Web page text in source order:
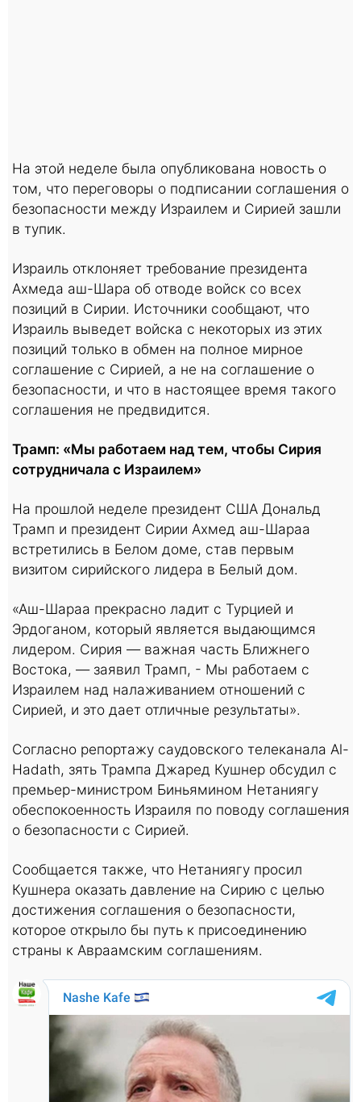
На этой неделе была опубликована новость о
том, что переговоры о подписании соглашения о
безопасности между Израилем и Сирией зашли
в тупик.
Израиль отклоняет требование президента
Ахмеда аш-Шара об отводе войск со всех
позиций в Сирии. Источники сообщают, что
Израиль выведет войска с некоторых из этих
позиций только в обмен на полное мирное
соглашение с Сирией, а не на соглашение о
безопасности, и что в настоящее время такого
соглашения не предвидится.
Трамп: «Мы работаем над тем, чтобы Сирия
сотрудничала с Израилем»
На прошлой неделе президент США Дональд
Трамп и президент Сирии Ахмед аш-Шараа
встретились в Белом доме, став первым
визитом сирийского лидера в Белый дом.
«Аш-Шараа прекрасно ладит с Турцией и
Эрдоганом, который является выдающимся
лидером. Сирия — важная часть Ближнего
Востока, — заявил Трамп, - Мы работаем с
Израилем над налаживанием отношений с
Сирией, и это дает отличные результаты».
Согласно репортажу саудовского телеканала Al-
Hadath, зять Трампа Джаред Кушнер обсудил с
премьер-министром Биньямином Нетаниягу
обеспокоенность Израиля по поводу соглашения
о безопасности с Сирией.
Сообщается также, что Нетаниягу просил
Кушнера оказать давление на Сирию с целью
достижения соглашения о безопасности,
которое открыло бы путь к присоединению
страны к Авраамским соглашениям.